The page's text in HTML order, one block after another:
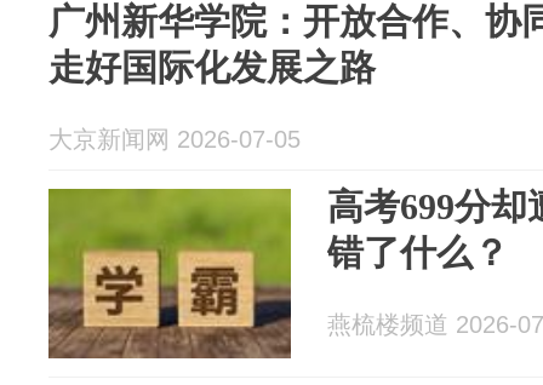
广州新华学院：开放合作、协
走好国际化发展之路
大京新闻网 2026-07-05
高考699分
错了什么？
燕梳楼频道 2026-